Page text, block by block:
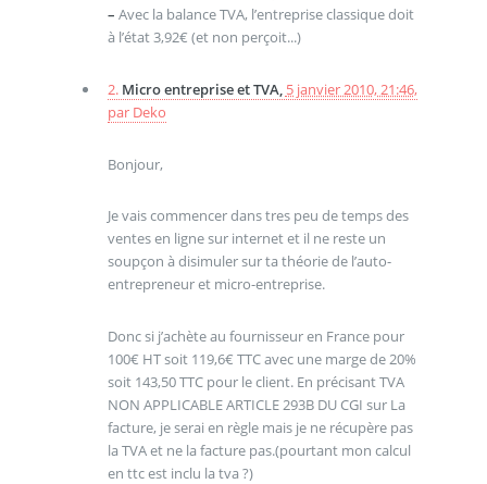
– Avec la balance TVA, l’entreprise classique doit
à l’état 3,92€ (et non perçoit...)
2. Micro entreprise et TVA, 5 janvier 2010, 21:46,
par Deko
Bonjour,
Je vais commencer dans tres peu de temps des
ventes en ligne sur internet et il ne reste un
soupçon à disimuler sur ta théorie de l’auto-
entrepreneur et micro-entreprise.
Donc si j’achète au fournisseur en France pour
100€ HT soit 119,6€ TTC avec une marge de 20%
soit 143,50 TTC pour le client. En précisant TVA
NON APPLICABLE ARTICLE 293B DU CGI sur La
facture, je serai en règle mais je ne récupère pas
la TVA et ne la facture pas.(pourtant mon calcul
en ttc est inclu la tva ?)